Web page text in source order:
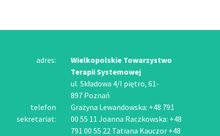
adres:
Wielkopolskie Towarzystwo
Terapii Systemowej
ul. Składowa 4/I piętro, 61-
897 Poznań
telefon
sekretariat:
Grażyna Lewandowska: +48 791
00 55 11 Joanna Raczkowska: +48
791 00 55 22 Tatiana Kauczor +48